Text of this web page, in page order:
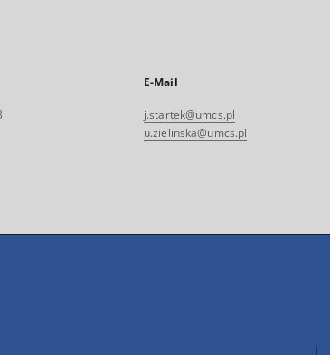
E-Mail
j.startek@umcs.pl
u.zielinska@umcs.pl